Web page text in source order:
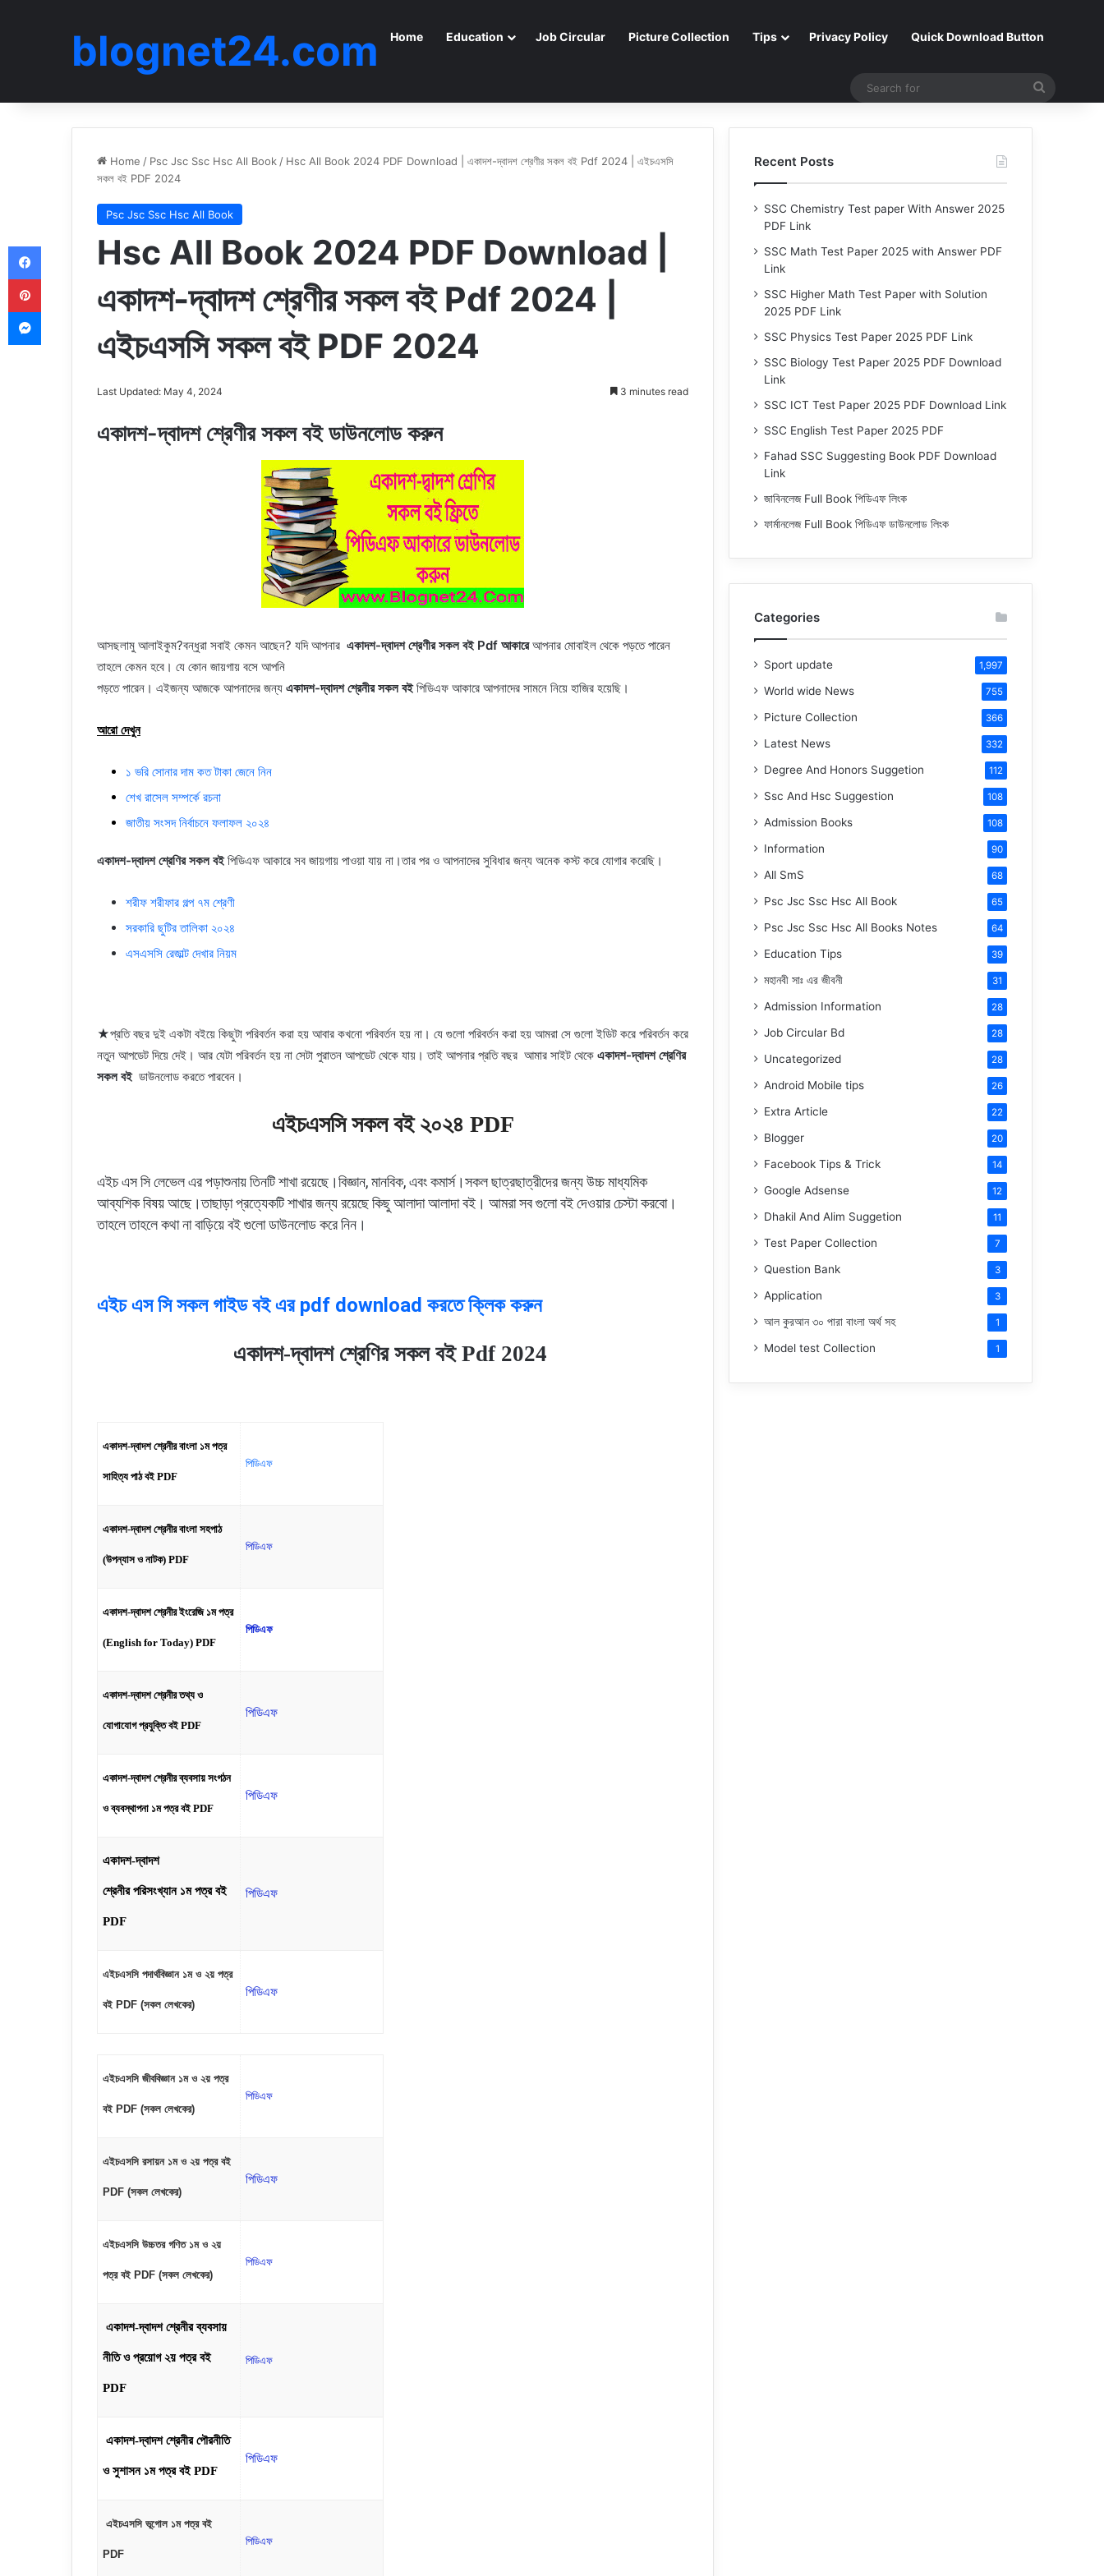
blognet24.com Home Education Job Circular Picture Collection Tips Privacy Policy Quick Download Button
Home / Psc Jsc Ssc Hsc All Book / Hsc All Book 2024 PDF Download | একাদশ-দ্বাদশ শ্রেণীর সকল বই Pdf 2024 | এইচএসসি
সকল বই PDF 2024
Psc Jsc Ssc Hsc All Book
Hsc All Book 2024 PDF Download |
একাদশ-দ্বাদশ শ্রেণীর সকল বই Pdf 2024 |
এইচএসসি সকল বই PDF 2024
Last Updated: May 4, 2024 3 minutes read
একাদশ-দ্বাদশ শ্রেণীর সকল বই ডাউনলোড করুন
আসছলামু আলাইকুম?বন্ধুরা সবাই কেমন আছেন? যদি আপনার একাদশ-দ্বাদশ শ্রেণীর সকল বই Pdf আকারেআপনার মোবাইল থেকে পড়তে পারেন
তাহলে কেমন হবে। যে কোন জায়গায় বসে আপনি
পড়তে পারেন। এইজন্য আজকে আপনাদের জন্য একাদশ-দ্বাদশ শ্রেনীর সকল বইপিডিএফ আকারে আপনাদের সামনে নিয়ে হাজির হয়েছি।
আরো দেখুন
১ ভরি সোনার দাম কত টাকা জেনে নিন
শেখ রাসেল সম্পর্কে রচনা
জাতীয় সংসদ নির্বাচনে ফলাফল ২০২৪
একাদশ-দ্বাদশ শ্রেণির সকল বইপিডিএফ আকারে সব জায়গায় পাওয়া যায় না।তার পর ও আপনাদের সুবিধার জন্য অনেক কস্ট করে যোগার করেছি।
শরীফ শরীফার গল্প ৭ম শ্রেণী
সরকারি ছুটির তালিকা ২০২৪
এসএসসি রেজাল্ট দেখার নিয়ম
★প্রতি বছর দুই একটা বইয়ে কিছুটা পরিবর্তন করা হয় আবার কখনো পরিবর্তন হয় না। যে গুলো পরিবর্তন করা হয় আমরা সে গুলো ইডিট করে পরিবর্তন করে
নতুন আপডেট দিয়ে দেই। আর যেটা পরিবর্তন হয় না সেটা পুরাতন আপডেট থেকে যায়। তাই আপনার প্রতি বছর আমার সাইট থেকে একাদশ-দ্বাদশ শ্রেণির
সকল বইডাউনলোড করতে পারবেন।
এইচএসসি সকল বই ২০২৪ PDF
এইচ এস সি লেভেল এর পড়াশুনায় তিনটি শাখা রয়েছে।বিজ্ঞান, মানবিক, এবং কমার্স।সকল ছাত্রছাত্রীদের জন্য উচ্চ মাধ্যমিক
আব্যশিক বিষয় আছে।তাছাড়া প্রত্যেকটি শাখার জন্য রয়েছে কিছু আলাদা আলাদা বই। আমরা সব গুলো বই দেওয়ার চেস্টা করবো।
তাহলে তাহলে কথা না বাড়িয়ে বই গুলো ডাউনলোড করে নিন।
এইচ এস সি সকল গাইড বই এর pdf download করতে ক্লিক করুন
একাদশ-দ্বাদশ শ্রেণির সকল বই Pdf 2024
একাদশ-দ্বাদশ শ্রেনীর বাংলা ১ম পত্র
সাহিত্য পাঠ বই PDF
পিডিএফ
একাদশ-দ্বাদশ শ্রেনীরবাংলা সহপাঠ
(উপন্যাস ও নাটক) PDF
পিডিএফ
একাদশ-দ্বাদশ শ্রেনীরইংরেজি ১ম পত্র
(English for Today) PDF
পিডিএফ
একাদশ-দ্বাদশ শ্রেনীরতথ্য ও
যোগাযোগ প্রযুক্তি বই PDF
পিডিএফ
একাদশ-দ্বাদশ শ্রেনীরব্যবসায় সংগঠন
ও ব্যবস্থাপনা ১ম পত্র বই PDF
পিডিএফ
একাদশ-দ্বাদশ
শ্রেনীরপরিসংখ্যান ১ম পত্র বই
PDF
পিডিএফ
এইচএসসি পদার্থবিজ্ঞান ১ম ও ২য় পত্র
বই PDF (সকল লেখকের)
পিডিএফ
এইচএসসি জীববিজ্ঞান ১ম ও ২য় পত্র
বই PDF (সকল লেখকের)
পিডিএফ
এইচএসসি রসায়ন ১ম ও ২য় পত্র বই
PDF (সকল লেখকের)
পিডিএফ
এইচএসসি উচ্চতর গণিত ১ম ও ২য়
পত্র বই PDF (সকল লেখকের)
পিডিএফ
একাদশ-দ্বাদশ শ্রেনীরব্যবসায়
নীতি ও প্রয়োগ ২য় পত্র বই
PDF
পিডিএফ
একাদশ-দ্বাদশ শ্রেনীরপৌরনীতি
ও সুশাসন ১ম পত্র বই PDF
পিডিএফ
এইচএসসি ভূগোল ১ম পত্র বই
PDF
পিডিএফ
Recent Posts
SSC Chemistry Test paper With Answer 2025
PDF Link
SSC Math Test Paper 2025 with Answer PDF
Link
SSC Higher Math Test Paper with Solution
2025 PDF Link
SSC Physics Test Paper 2025 PDF Link
SSC Biology Test Paper 2025 PDF Download
Link
SSC ICT Test Paper 2025 PDF Download Link
SSC English Test Paper 2025 PDF
Fahad SSC Suggesting Book PDF Download
Link
জাবিনলেজ Full Book পিডিএফ লিংক
ফার্মানলেজ Full Book পিডিএফ ডাউনলোড লিংক
Categories
Sport update 1,997
World wide News 755
Picture Collection 366
Latest News 332
Degree And Honors Suggetion 112
Ssc And Hsc Suggestion 108
Admission Books 108
Information 90
All SmS 68
Psc Jsc Ssc Hsc All Book 65
Psc Jsc Ssc Hsc All Books Notes 64
Education Tips 39
মহানবীসাঃ এর জীবনী 31
Admission Information 28
Job Circular Bd 28
Uncategorized 28
Android Mobile tips 26
Extra Article 22
Blogger 20
Facebook Tips & Trick 14
Google Adsense 12
Dhakil And Alim Suggetion 11
Test Paper Collection 7
Question Bank 3
Application 3
আল কুরআন ৩০ পারা বাংলা অর্থ সহ 1
Model test Collection 1
Facebook
Pinterest
Messenger